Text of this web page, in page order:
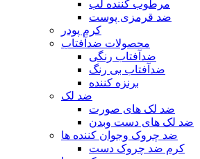
مرطوب کننده لب
ضد قرمزی پوست
کرم پودر
محصولات ضدآفتاب
ضدآفتاب رنگی
ضدآفتاب بی رنگ
برنزه کننده
ضد لک
ضد لک های صورت
ضد لک های دست وبدن
ضد چروک وجوان کننده ها
کرم ضد چروک دست